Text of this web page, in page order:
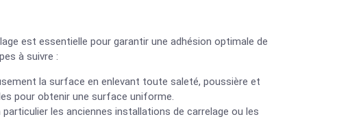
est essentielle pour garantir une adhésion optimale de
à suivre :
la surface en enlevant toute saleté, poussière et
pour obtenir une surface uniforme.
les anciennes installations de carrelage ou les